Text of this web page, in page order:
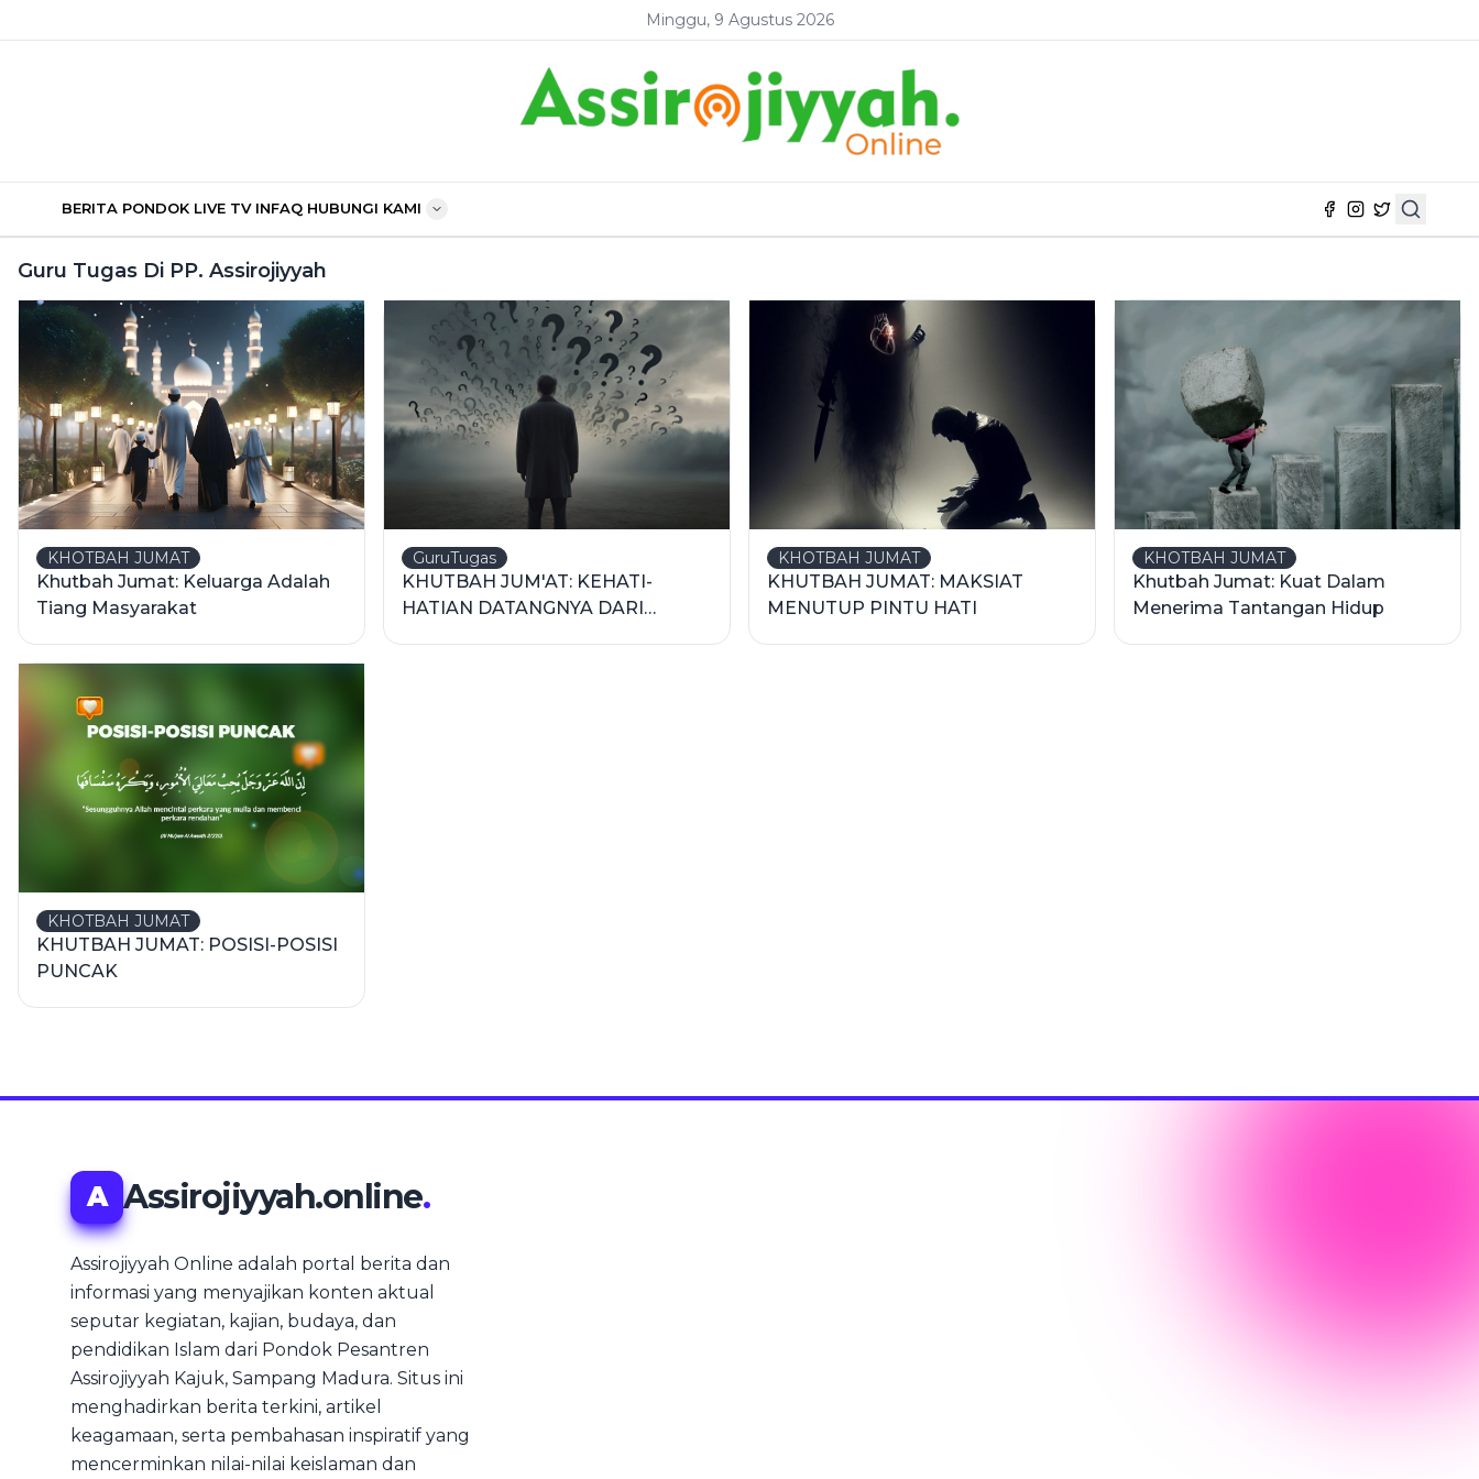
Minggu, 9 Agustus 2026
BERITA PONDOK LIVE TV INFAQ HUBUNGI KAMI
Guru Tugas Di PP. Assirojiyyah
KHOTBAH JUMAT
Khutbah Jumat: Keluarga Adalah
Tiang Masyarakat
GuruTugas
KHUTBAH JUM'AT: KEHATI-
HATIAN DATANGNYA DARI
KHOTBAH JUMAT
KHUTBAH JUMAT: MAKSIAT
MENUTUP PINTU HATI
KHOTBAH JUMAT
Khutbah Jumat: Kuat Dalam
Menerima Tantangan Hidup
KHOTBAH JUMAT
KHUTBAH JUMAT: POSISI-POSISI
PUNCAK
A Assirojiyyah.online.
Assirojiyyah Online adalah portal berita dan
informasi yang menyajikan konten aktual
seputar kegiatan, kajian, budaya, dan
pendidikan Islam dari Pondok Pesantren
Assirojiyyah Kajuk, Sampang Madura. Situs ini
menghadirkan berita terkini, artikel
keagamaan, serta pembahasan inspiratif yang
mencerminkan nilai-nilai keislaman dan